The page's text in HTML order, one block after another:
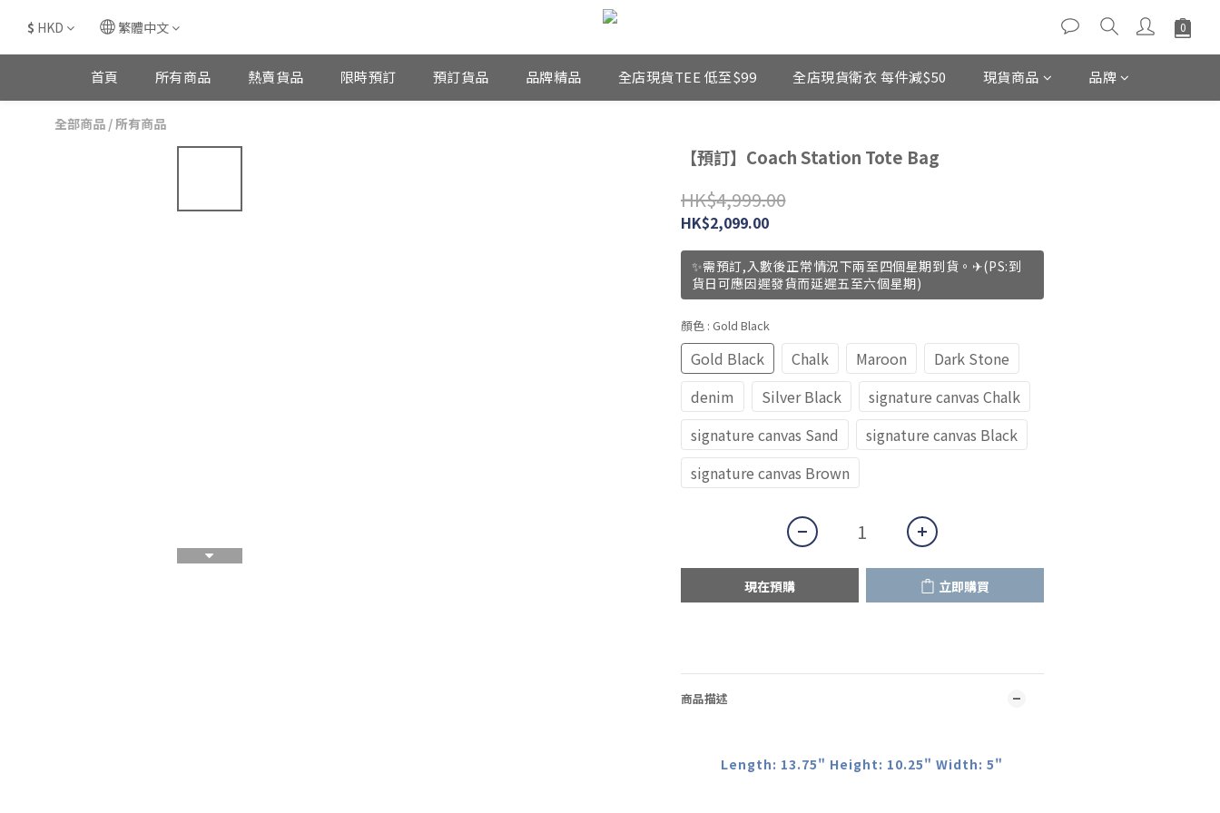
$ HKD 繁體中文
首頁 所有商品 熱賣貨品 限時預訂 預訂貨品 品牌精品 全店現貨TEE 低至$99 全店現貨衛衣 每件減$50 現貨商品 品牌
全部商品 /所有商品
【預訂】Coach Station Tote Bag
HK$4,999.00
HK$2,099.00
✨需預訂,入數後正常情況下兩至四個星期到貨。✈(PS:到
貨日可應因遲發貨而延遲五至六個星期)
顏色 : Gold Black
Gold Black Chalk Maroon
Dark Stone
denim
Silver Black
signature canvas Chalk
signature canvas Sand
signature canvas Black
signature canvas Brown
現在預購 立即購買
商品描述
Length: 13.75" Height: 10.25" Width: 5"